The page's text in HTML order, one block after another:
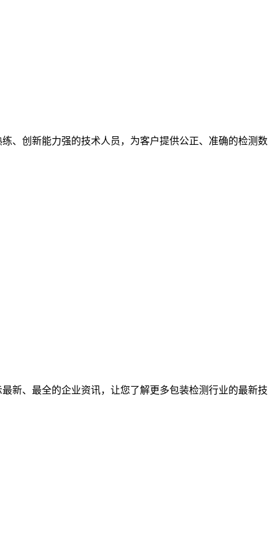
、创新能力强的技术人员，为客户提供公正、准确的检测数
新、最全的企业资讯，让您了解更多包装检测行业的最新技